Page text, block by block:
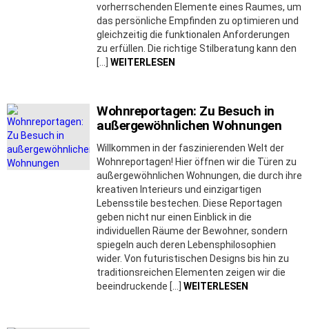
vorherrschenden Elemente eines Raumes, um
das persönliche Empfinden zu optimieren und
gleichzeitig die funktionalen Anforderungen
zu erfüllen. Die richtige Stilberatung kann den
[…] WEITERLESEN
Wohnreportagen: Zu Besuch in
außergewöhnlichen Wohnungen
Willkommen in der faszinierenden Welt der
Wohnreportagen! Hier öffnen wir die Türen zu
außergewöhnlichen Wohnungen, die durch ihre
kreativen Interieurs und einzigartigen
Lebensstile bestechen. Diese Reportagen
geben nicht nur einen Einblick in die
individuellen Räume der Bewohner, sondern
spiegeln auch deren Lebensphilosophien
wider. Von futuristischen Designs bis hin zu
traditionsreichen Elementen zeigen wir die
beeindruckende […] WEITERLESEN